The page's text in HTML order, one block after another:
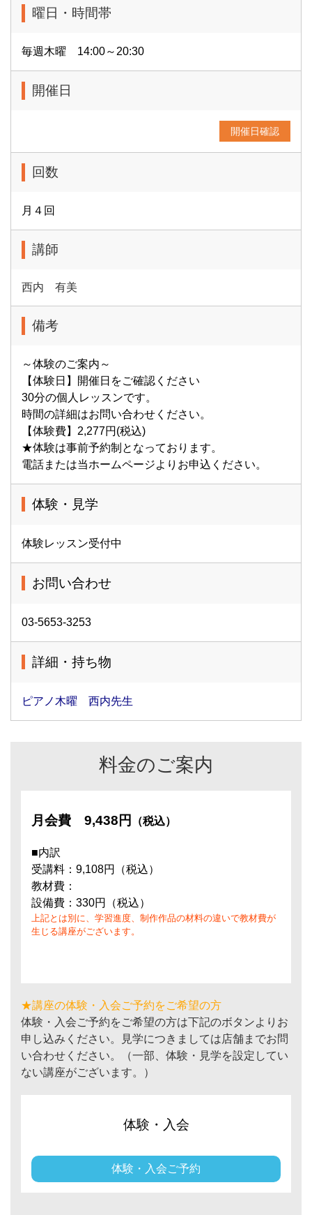
曜日・時間帯
毎週木曜 14:00～20:30
開催日
開催日確認
回数
月４回
講師
西内 有美
備考
～体験のご案内～
【体験日】開催日をご確認ください
30分の個人レッスンです。
時間の詳細はお問い合わせください。
【体験費】2,277円(税込)
★体験は事前予約制となっております。
電話または当ホームページよりお申込ください。
体験・見学
体験レッスン受付中
お問い合わせ
03-5653-3253
詳細・持ち物
ピアノ木曜 西内先生
料金のご案内
月会費 9,438円 （税込）
■内訳
受講料：9,108円（税込）
教材費：
設備費：330円（税込）
上記とは別に、学習進度、制作作品の材料の違いで教材費が
生じる講座がございます。
★講座の体験・入会ご予約をご希望の方
体験・入会ご予約をご希望の方は下記のボタンよりお
申し込みください。見学につきましては店舗までお問
い合わせください。（一部、体験・見学を設定してい
ない講座がございます。）
体験・入会
体験・入会ご予約